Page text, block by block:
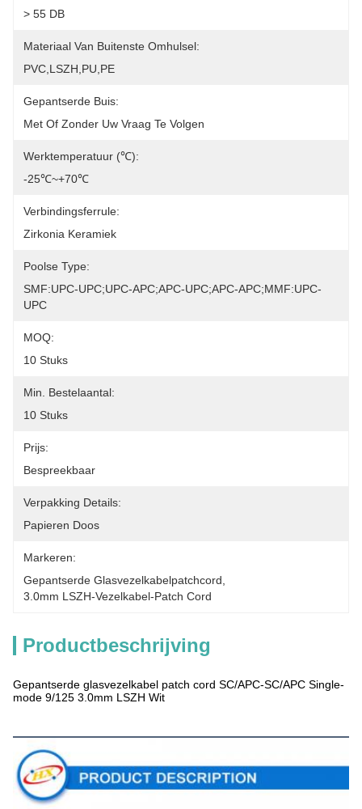
> 55 DB
Materiaal Van Buitenste Omhulsel:
PVC,LSZH,PU,PE
Gepantserde Buis:
Met Of Zonder Uw Vraag Te Volgen
Werktemperatuur (℃):
-25℃~+70℃
Verbindingsferrule:
Zirkonia Keramiek
Poolse Type:
SMF:UPC-UPC;UPC-APC;APC-UPC;APC-APC;MMF:UPC-
UPC
MOQ:
10 Stuks
Min. Bestelaantal:
10 Stuks
Prijs:
Bespreekbaar
Verpakking Details:
Papieren Doos
Markeren:
Gepantserde Glasvezelkabelpatchcord
3.0mm LSZH-Vezelkabel-Patch Cord
Productbeschrijving
Gepantserde glasvezelkabel patch cord SC/APC-SC/APC Single-
mode 9/125 3.0mm LSZH Wit